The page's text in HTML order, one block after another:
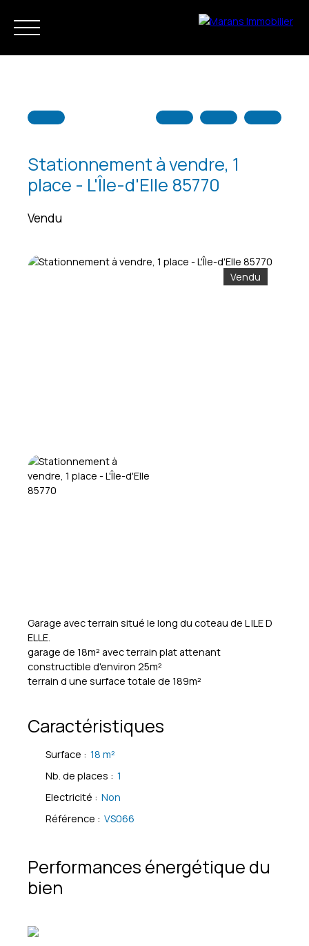
Accueil Acheter Louer Vendre Notre agence
Stationnement à vendre, 1
place - L'Île-d'Elle 85770
Vendu
Vendu
Garage avec terrain situé le long du coteau de L ILE D
ELLE.
garage de 18m² avec terrain plat attenant
constructible d'environ 25m²
terrain d une surface totale de 189m²
Caractéristiques
Surface : 18 m²
Nb. de places : 1
Electricité : Non
Référence : VS066
Performances énergétique du
bien